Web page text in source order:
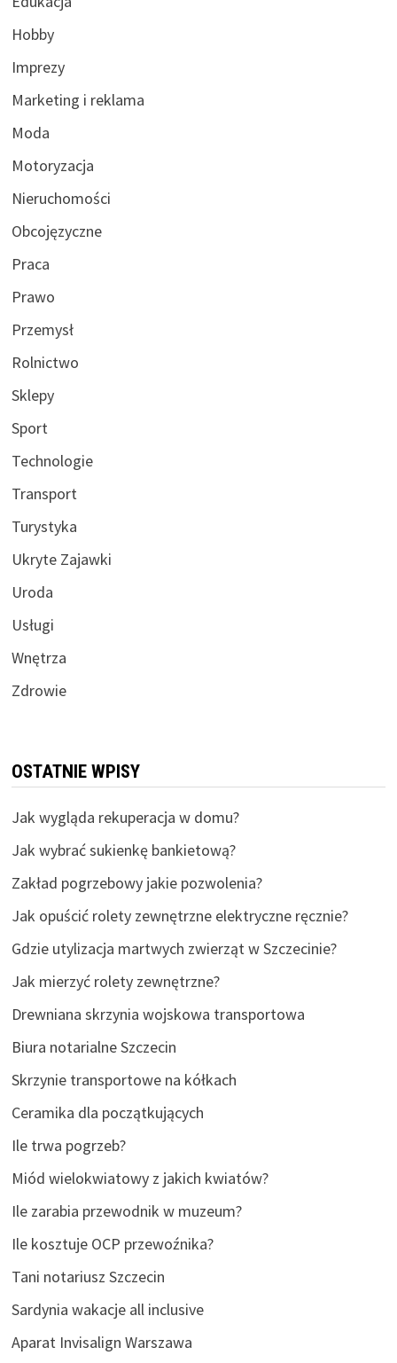
Hobby
Imprezy
Marketing i reklama
Moda
Motoryzacja
Nieruchomości
Obcojęzyczne
Praca
Prawo
Przemysł
Rolnictwo
Sklepy
Sport
Technologie
Transport
Turystyka
Ukryte Zajawki
Uroda
Usługi
Wnętrza
Zdrowie
OSTATNIE WPISY
Jak wygląda rekuperacja w domu?
Jak wybrać sukienkę bankietową?
Zakład pogrzebowy jakie pozwolenia?
Jak opuścić rolety zewnętrzne elektryczne ręcznie?
Gdzie utylizacja martwych zwierząt w Szczecinie?
Jak mierzyć rolety zewnętrzne?
Drewniana skrzynia wojskowa transportowa
Biura notarialne Szczecin
Skrzynie transportowe na kółkach
Ceramika dla początkujących
Ile trwa pogrzeb?
Miód wielokwiatowy z jakich kwiatów?
Ile zarabia przewodnik w muzeum?
Ile kosztuje OCP przewoźnika?
Tani notariusz Szczecin
Sardynia wakacje all inclusive
Aparat Invisalign Warszawa